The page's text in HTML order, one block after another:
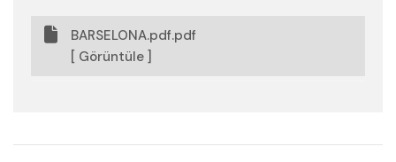
BARSELONA.pdf.pdf
[ Görüntüle ]